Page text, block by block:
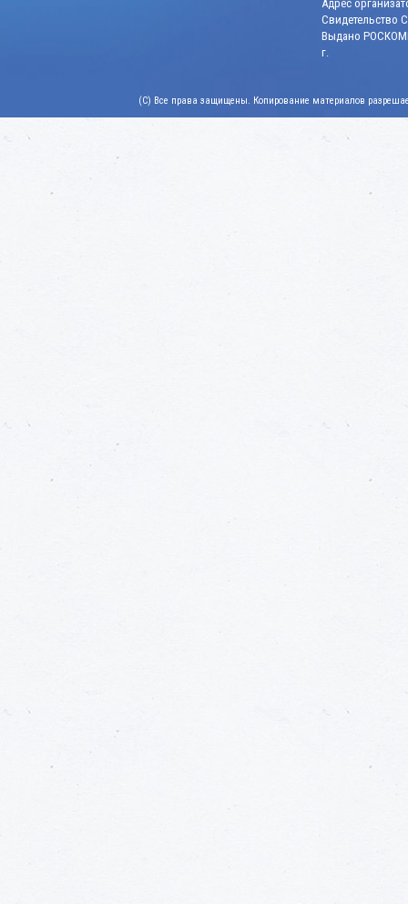
Адрес
Свидетельство
Выдано
г.
(C) Все права защищены. Копирование материалов